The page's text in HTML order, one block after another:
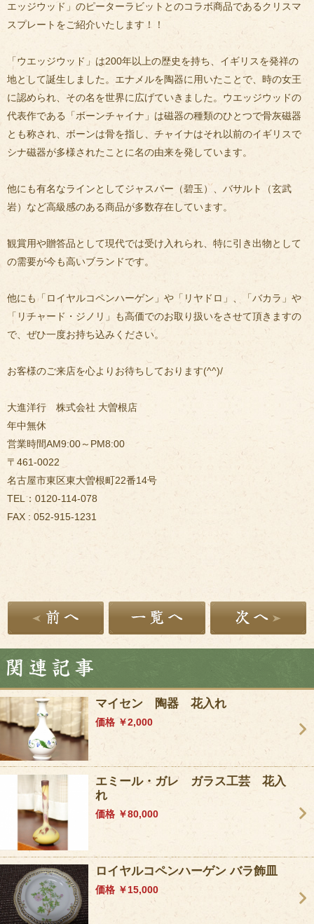
エッジウッド」のピーターラビットとのコラボ商品であるクリスマ
スプレートをご紹介いたします！！
「ウエッジウッド」は200年以上の歴史を持ち、イギリスを発祥の
地として誕生しました。エナメルを陶器に用いたことで、時の女王
に認められ、その名を世界に広げていきました。ウエッジウッドの
代表作である「ボーンチャイナ」は磁器の種類のひとつで骨灰磁器
とも称され、ボーンは骨を指し、チャイナはそれ以前のイギリスで
シナ磁器が多様されたことに名の由来を発しています。
他にも有名なラインとしてジャスパー（碧玉）、バサルト（玄武
岩）など高級感のある商品が多数存在しています。
観賞用や贈答品として現代では受け入れられ、特に引き出物として
の需要が今も高いブランドです。
他にも「ロイヤルコペンハーゲン」や「リヤドロ」、「バカラ」や
「リチャード・ジノリ」も高価でのお取り扱いをさせて頂きますの
で、ぜひ一度お持ち込みください。
お客様のご来店を心よりお待ちしております(^^)/
大進洋行 株式会社 大曽根店
年中無休
営業時間AM9:00～PM8:00
〒461-0022
名古屋市東区東大曽根町22番14号
TEL：0120-114-078
FAX : 052-915-1231
マイセン 陶器 花入れ
価格 ￥2,000
エミール・ガレ ガラス工芸 花入
れ
価格 ￥80,000
ロイヤルコペンハーゲン バラ飾皿
価格 ￥15,000